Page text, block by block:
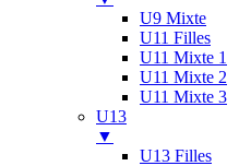
U9 Mixte
U11 Filles
U11 Mixte 1
U11 Mixte 2
U11 Mixte 3
U13
▼
U13 Filles